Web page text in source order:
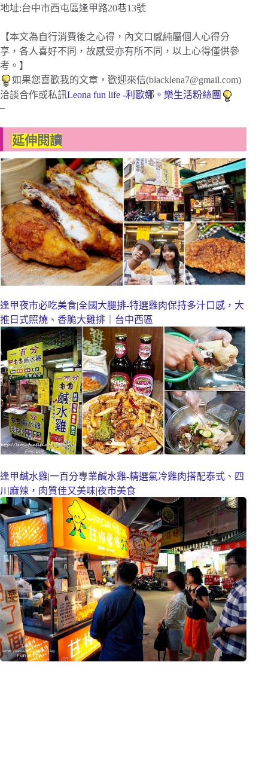
地址:台中市西屯區逢甲路20巷13號
【本文為自行消費後之心得，內文口感純屬個人心得分
享，各人喜好不同，故感受亦有所不同，以上心得僅供參
考。】
如果您喜歡我的文章，歡迎來信(blacklena7@gmail.com)
洽談合作或私訊Leona fun life -利歐娜。樂生活粉絲團
–
延伸閱讀
逢甲夜市必吃美食|全國大腿排-特選雞肉保持多汁口感，大
推日式照燒、香脆大雞排｜台中西區
逢甲鹹水雞|一百分專業鹹水雞-精選氣冷雞肉搭配泰式、四
川麻辣，肉質佳又美味|夜市美食